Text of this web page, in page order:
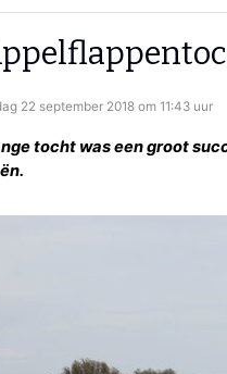
RSS
22 september 2018 om 11:43 uur
tocht was een groot